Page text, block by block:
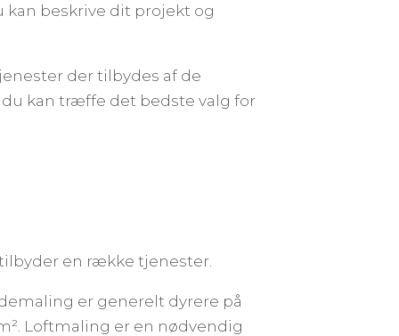
beskrive dit projekt og
der tilbydes af de
kan træffe det bedste valg for
en række tjenester.
er generelt dyrere på
Loftmaling er en nødvendig